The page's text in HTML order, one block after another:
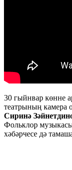
30 гыйнвар көнне
театрының камера
Сиринә
Фольклор
хәбәрчесе дә